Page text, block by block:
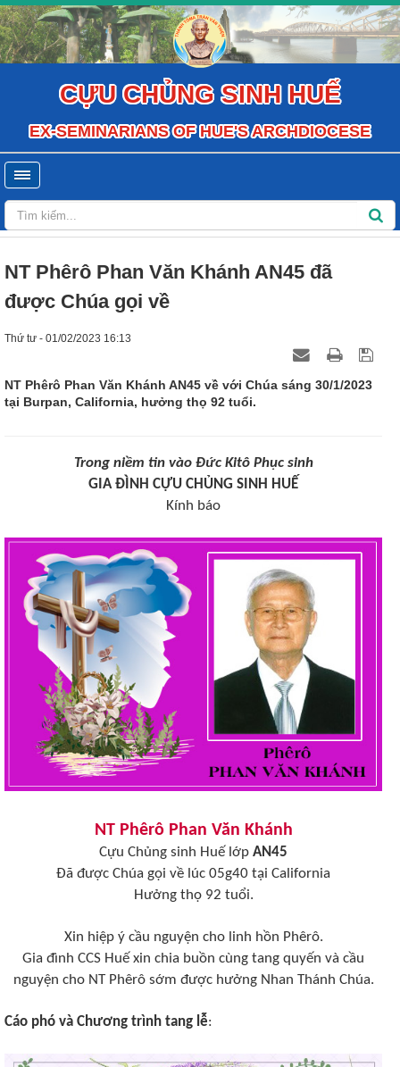
CỰU CHỦNG SINH HUẾ
EX-SEMINARIANS OF HUE'S ARCHDIOCESE
NT Phêrô Phan Văn Khánh AN45 đã
được Chúa gọi về
Thứ tư - 01/02/2023 16:13
NT Phêrô Phan Văn Khánh AN45 về với Chúa sáng 30/1/2023
tại Burpan, California, hưởng thọ 92 tuổi.
Trong niềm tin vào Đức Kitô Phục sinh
GIA ĐÌNH CỰU CHỦNG SINH HUẾ
Kính báo
NT Phêrô Phan Văn Khánh
Cựu Chủng sinh Huế lớp AN45
Đã được Chúa gọi về lúc 05g40 tại California
Hưởng thọ 92 tuổi.
Xin hiệp ý cầu nguyện cho linh hồn Phêrô.
Gia đình CCS Huế xin chia buồn cùng tang quyến và cầu
nguyện cho NT Phêrô sớm được hưởng Nhan Thánh Chúa.
Cáo phó và Chương trình tang lễ: